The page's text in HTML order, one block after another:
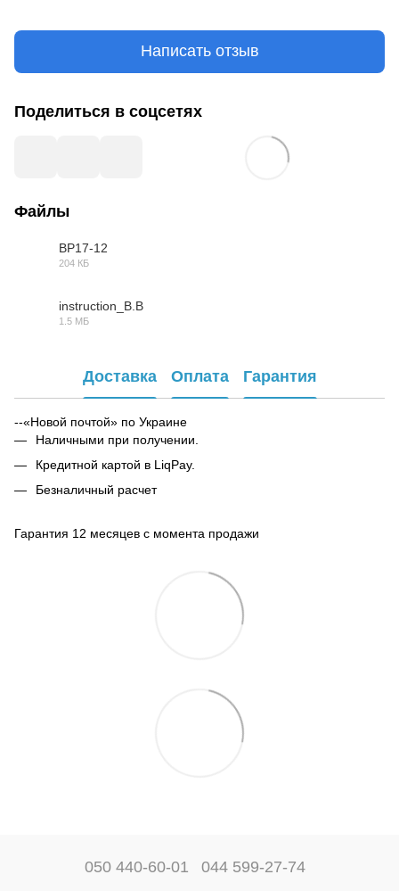
Написать отзыв
Поделиться в соцсетях
Файлы
BP17-12
204 КБ
instruction_B.B
1.5 МБ
Доставка Оплата Гарантия
--«Новой почтой» по Украине
Наличными при получении.
Кредитной картой в LiqPay.
Безналичный расчет
Гарантия 12 месяцев с момента продажи
050 440-60-01 044 599-27-74